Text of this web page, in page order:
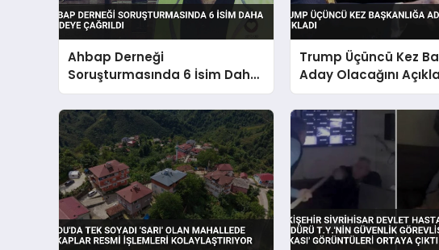
Ahbap Derneği
Soruşturmasında 6 İsim Daha
İfadeye Çağrıldı
Trump Üçüncü Kez
Aday Olacağını